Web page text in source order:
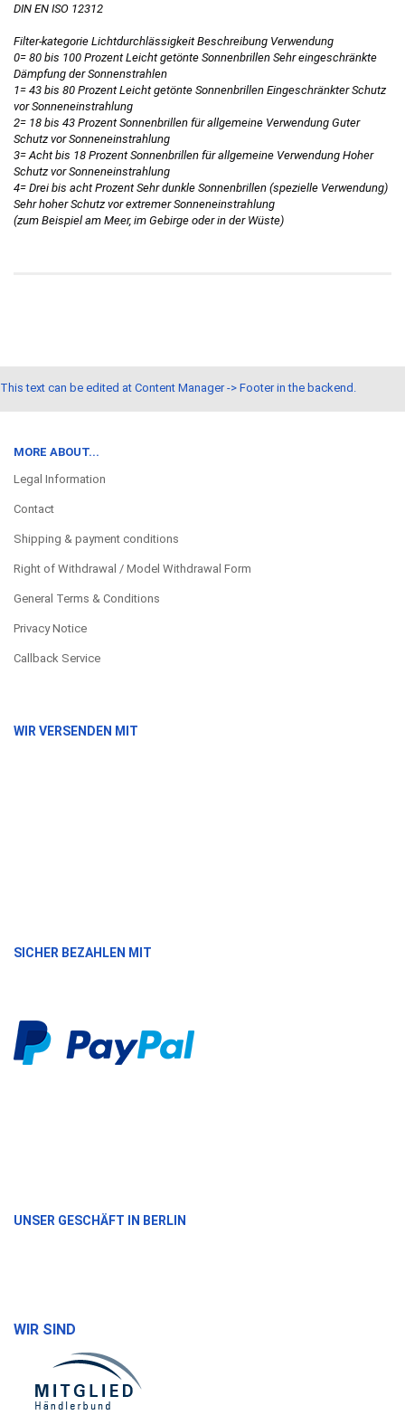
DIN EN ISO 12312
Filter-kategorie Lichtdurchlässigkeit Beschreibung Verwendung
0= 80 bis 100 Prozent Leicht getönte Sonnenbrillen Sehr eingeschränkte
Dämpfung der Sonnenstrahlen
1= 43 bis 80 Prozent Leicht getönte Sonnenbrillen Eingeschränkter Schutz
vor Sonneneinstrahlung
2= 18 bis 43 Prozent Sonnenbrillen für allgemeine Verwendung Guter
Schutz vor Sonneneinstrahlung
3= Acht bis 18 Prozent Sonnenbrillen für allgemeine Verwendung Hoher
Schutz vor Sonneneinstrahlung
4= Drei bis acht Prozent Sehr dunkle Sonnenbrillen (spezielle Verwendung)
Sehr hoher Schutz vor extremer Sonneneinstrahlung
(zum Beispiel am Meer, im Gebirge oder in der Wüste)
This text can be edited at Content Manager -> Footer in the backend.
MORE ABOUT...
Legal Information
Contact
Shipping & payment conditions
Right of Withdrawal / Model Withdrawal Form
General Terms & Conditions
Privacy Notice
Callback Service
WIR VERSENDEN MIT
SICHER BEZAHLEN MIT
UNSER GESCHÄFT IN BERLIN
WIR SIND